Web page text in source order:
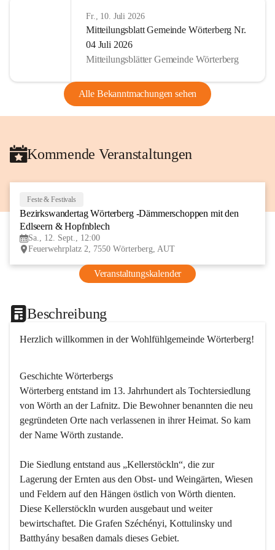
Fr., 10. Juli 2026
Mitteilungsblatt Gemeinde Wörterberg Nr.
04 Juli 2026
Mitteilungsblätter Gemeinde Wörterberg
Alle Bekanntmachungen sehen
Kommende Veranstaltungen
Feste & Festivals
Bezirkswandertag Wörterberg -Dämmerschoppen mit den
Edlseern & Hopfnblech
Sa., 12. Sept., 12:00
Feuerwehrplatz 2, 7550 Wörterberg, AUT
Veranstaltungskalender
Beschreibung
Herzlich willkommen in der Wohlfühlgemeinde Wörterberg!
Geschichte Wörterbergs
Wörterberg entstand im 13. Jahrhundert als Tochtersiedlung
von Wörth an der Lafnitz. Die Bewohner benannten die neu
gegründeten Orte nach verlassenen in ihrer Heimat. So kam
der Name Wörth zustande.
Die Siedlung entstand aus „Kellerstöckln“, die zur
Lagerung der Ernten aus den Obst- und Weingärten, Wiesen
und Feldern auf den Hängen östlich von Wörth dienten.
Diese Kellerstöckln wurden ausgebaut und weiter
bewirtschaftet. Die Grafen Széchényi, Kottulinsky und
Batthyány besaßen damals dieses Gebiet.